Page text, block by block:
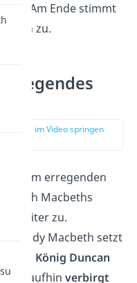
Am Ende stimmt
Plan zu.
zur Stelle im Video springen
dem erregenden
sich Macbeths
weiter zu.
mit Lady Macbeth setzt
um: König Duncan
. Daraufhinverbirgt